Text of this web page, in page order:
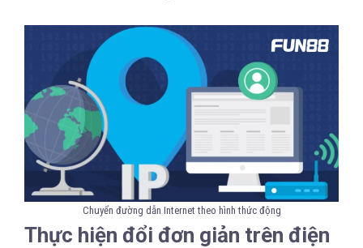
Chuyển đường dẫn Internet theo hình thức động
Thực hiện đổi đơn giản trên điện